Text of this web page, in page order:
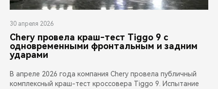
30 апреля 2026
Chery провела краш-тест Tiggo 9 с
одновременными фронтальным и задним
ударами
В апреле 2026 года компания Chery провела публичный
комплексный краш-тест кроссовера Tiggo 9. Испытание